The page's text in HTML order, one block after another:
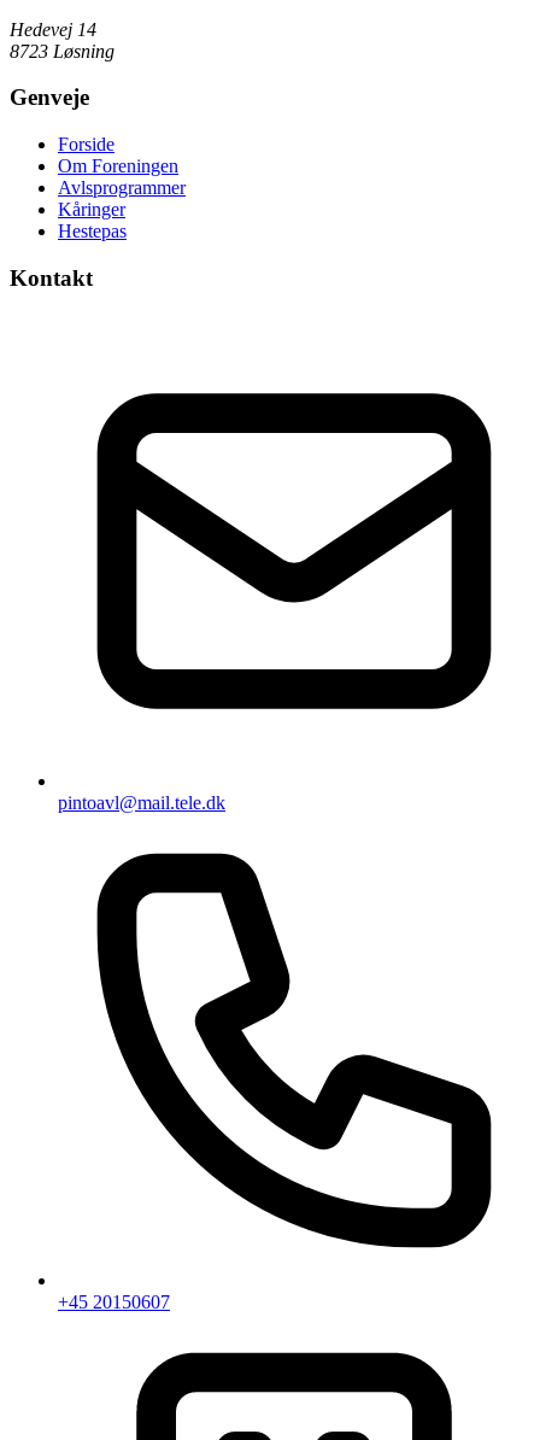
Hedevej 14
8723 Løsning
Genveje
Forside
Om Foreningen
Avlsprogrammer
Kåringer
Hestepas
Kontakt
pintoavl@mail.tele.dk
+45 20150607